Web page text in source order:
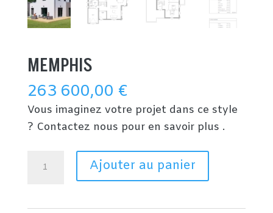
MEMPHIS
263 600,00 €
Vous imaginez votre projet dans ce style
? Contactez nous pour en savoir plus .
Ajouter au panier